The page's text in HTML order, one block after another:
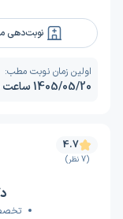
نوبت‌دهی
اولین زمان نوبت مطب:
1405/05/20 ساعت 16:00
4.7
(7 نظر)